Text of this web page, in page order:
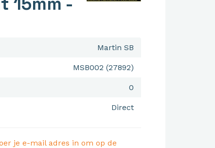
Martin SB
MSB002 (27892)
0
Direct
je e-mail adres in om op de